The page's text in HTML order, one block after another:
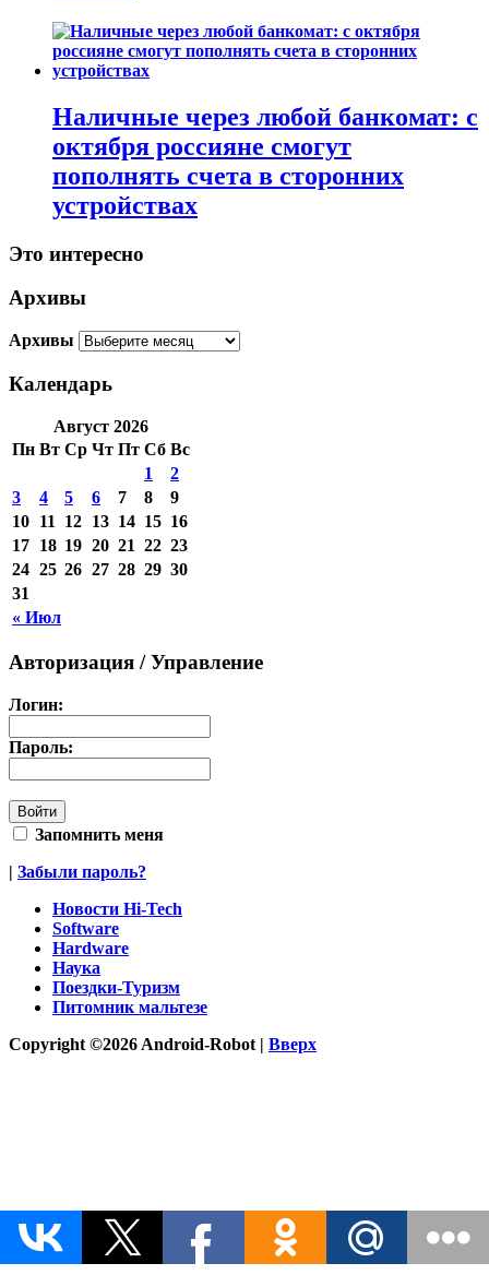
Наличные через любой банкомат: с
октября россияне смогут
пополнять счета в сторонних
устройствах
Это интересно
Архивы
Архивы
Календарь
Август 2026
Пн Вт Ср Чт Пт Сб Вс
« Июл
1
2
3
4 5 6 7 8
9
10 11 12 13 14 15 16
17 18 19 20 21 22 23
24 25 26 27 28 29 30
31
Авторизация / Управление
Логин:
Пароль:
Запомнить меня
| Забыли пароль?
Новости Hi-Tech
Software
Hardware
Наука
Поездки-Туризм
Питомник мальтезе
Copyright ©2026 Android-Robot | Вверх